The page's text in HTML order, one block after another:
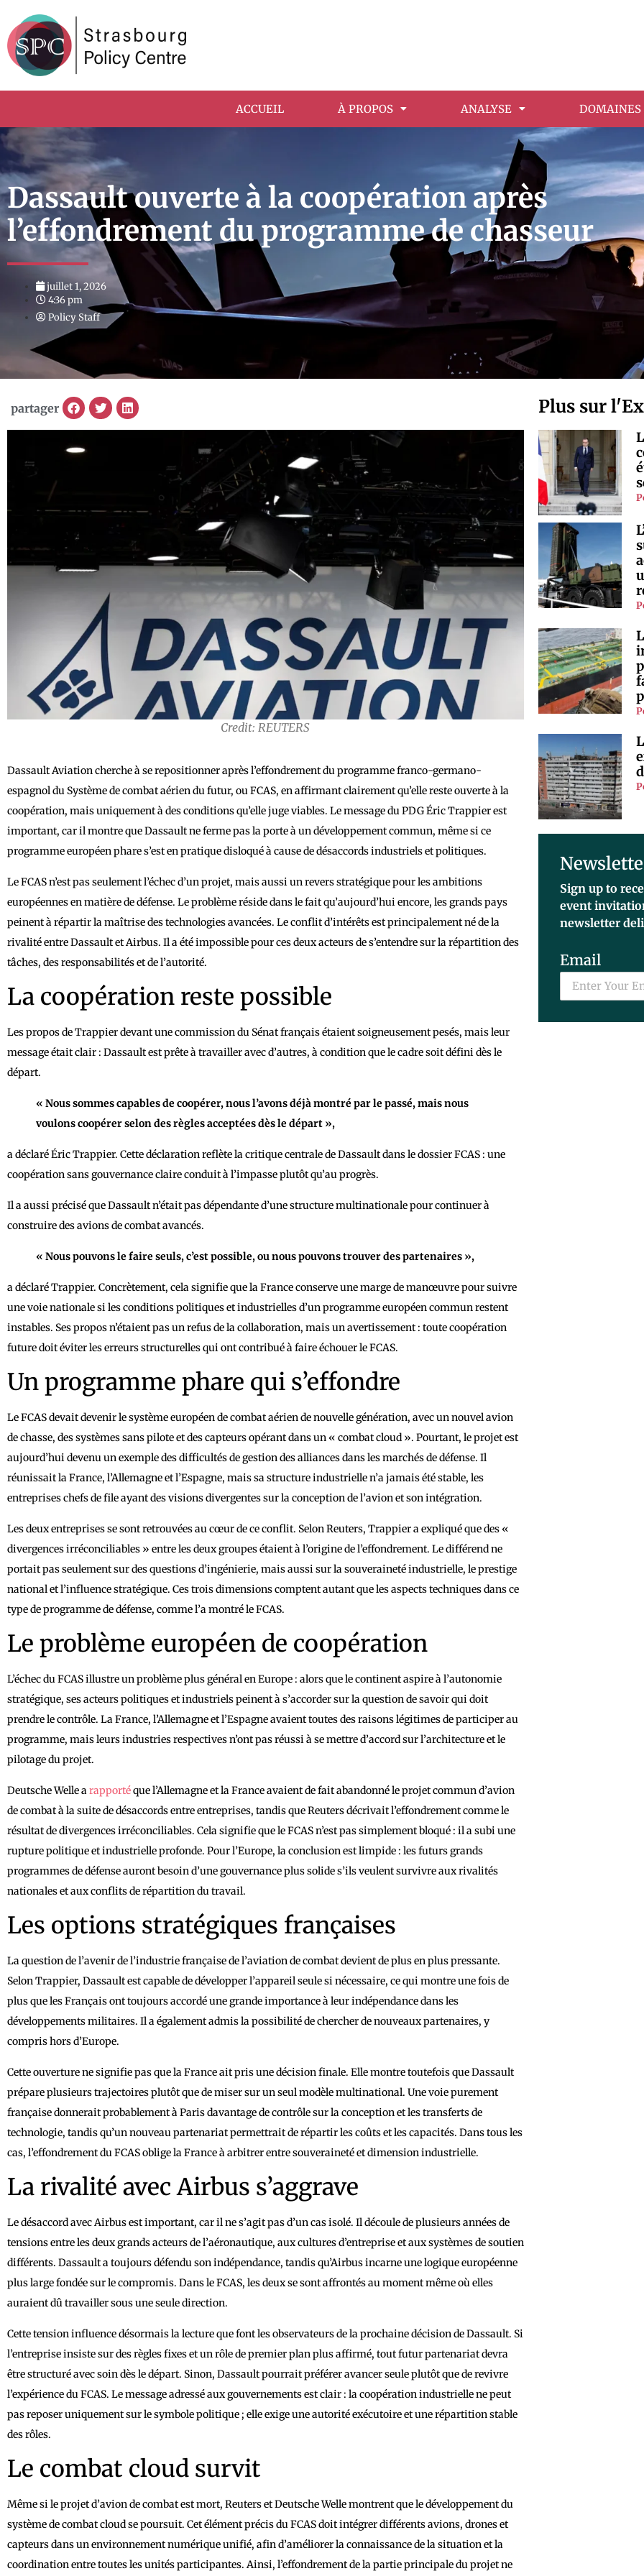
ACCUEIL À PROPOS ANALYSE DOMAINES
Dassault ouverte à la coopération après
l’effondrement du programme de chasseur
juillet 1, 2026
4:36 pm
Policy Staff
partager
Credit: REUTERS
Dassault Aviation cherche à se repositionner après l’effondrement du programme franco-germano-
espagnol du Système de combat aérien du futur, ou FCAS, en affirmant clairement qu’elle reste ouverte à la
coopération, mais uniquement à des conditions qu’elle juge viables. Le message du PDG Éric Trappier est
important, car il montre que Dassault ne ferme pas la porte à un développement commun, même si ce
programme européen phare s’est en pratique disloqué à cause de désaccords industriels et politiques.
Le FCAS n’est pas seulement l’échec d’un projet, mais aussi un revers stratégique pour les ambitions
européennes en matière de défense. Le problème réside dans le fait qu’aujourd’hui encore, les grands pays
peinent à répartir la maîtrise des technologies avancées. Le conflit d’intérêts est principalement né de la
rivalité entre Dassault et Airbus. Il a été impossible pour ces deux acteurs de s’entendre sur la répartition des
tâches, des responsabilités et de l’autorité.
La coopération reste possible
Les propos de Trappier devant une commission du Sénat français étaient soigneusement pesés, mais leur
message était clair : Dassault est prête à travailler avec d’autres, à condition que le cadre soit défini dès le
départ.
« Nous sommes capables de coopérer, nous l’avons déjà montré par le passé, mais nous
voulons coopérer selon des règles acceptées dès le départ »,
a déclaré Éric Trappier. Cette déclaration reflète la critique centrale de Dassault dans le dossier FCAS : une
coopération sans gouvernance claire conduit à l’impasse plutôt qu’au progrès.
Il a aussi précisé que Dassault n’était pas dépendante d’une structure multinationale pour continuer à
construire des avions de combat avancés.
« Nous pouvons le faire seuls, c’est possible, ou nous pouvons trouver des partenaires »,
a déclaré Trappier. Concrètement, cela signifie que la France conserve une marge de manœuvre pour suivre
une voie nationale si les conditions politiques et industrielles d’un programme européen commun restent
instables. Ses propos n’étaient pas un refus de la collaboration, mais un avertissement : toute coopération
future doit éviter les erreurs structurelles qui ont contribué à faire échouer le FCAS.
Un programme phare qui s’effondre
Le FCAS devait devenir le système européen de combat aérien de nouvelle génération, avec un nouvel avion
de chasse, des systèmes sans pilote et des capteurs opérant dans un « combat cloud ». Pourtant, le projet est
aujourd’hui devenu un exemple des difficultés de gestion des alliances dans les marchés de défense. Il
réunissait la France, l’Allemagne et l’Espagne, mais sa structure industrielle n’a jamais été stable, les
entreprises chefs de file ayant des visions divergentes sur la conception de l’avion et son intégration.
Les deux entreprises se sont retrouvées au cœur de ce conflit. Selon Reuters, Trappier a expliqué que des «
divergences irréconciliables » entre les deux groupes étaient à l’origine de l’effondrement. Le différend ne
portait pas seulement sur des questions d’ingénierie, mais aussi sur la souveraineté industrielle, le prestige
national et l’influence stratégique. Ces trois dimensions comptent autant que les aspects techniques dans ce
type de programme de défense, comme l’a montré le FCAS.
Le problème européen de coopération
L’échec du FCAS illustre un problème plus général en Europe : alors que le continent aspire à l’autonomie
stratégique, ses acteurs politiques et industriels peinent à s’accorder sur la question de savoir qui doit
prendre le contrôle. La France, l’Allemagne et l’Espagne avaient toutes des raisons légitimes de participer au
programme, mais leurs industries respectives n’ont pas réussi à se mettre d’accord sur l’architecture et le
pilotage du projet.
Deutsche Welle arapportéque l’Allemagne et la France avaient de fait abandonné le projet commun d’avion
de combat à la suite de désaccords entre entreprises, tandis que Reuters décrivait l’effondrement comme le
résultat de divergences irréconciliables. Cela signifie que le FCAS n’est pas simplement bloqué : il a subi une
rupture politique et industrielle profonde. Pour l’Europe, la conclusion est limpide : les futurs grands
programmes de défense auront besoin d’une gouvernance plus solide s’ils veulent survivre aux rivalités
nationales et aux conflits de répartition du travail.
Les options stratégiques françaises
La question de l’avenir de l’industrie française de l’aviation de combat devient de plus en plus pressante.
Selon Trappier, Dassault est capable de développer l’appareil seule si nécessaire, ce qui montre une fois de
plus que les Français ont toujours accordé une grande importance à leur indépendance dans les
développements militaires. Il a également admis la possibilité de chercher de nouveaux partenaires, y
compris hors d’Europe.
Cette ouverture ne signifie pas que la France ait pris une décision finale. Elle montre toutefois que Dassault
prépare plusieurs trajectoires plutôt que de miser sur un seul modèle multinational. Une voie purement
française donnerait probablement à Paris davantage de contrôle sur la conception et les transferts de
technologie, tandis qu’un nouveau partenariat permettrait de répartir les coûts et les capacités. Dans tous les
cas, l’effondrement du FCAS oblige la France à arbitrer entre souveraineté et dimension industrielle.
La rivalité avec Airbus s’aggrave
Le désaccord avec Airbus est important, car il ne s’agit pas d’un cas isolé. Il découle de plusieurs années de
tensions entre les deux grands acteurs de l’aéronautique, aux cultures d’entreprise et aux systèmes de soutien
différents. Dassault a toujours défendu son indépendance, tandis qu’Airbus incarne une logique européenne
plus large fondée sur le compromis. Dans le FCAS, les deux se sont affrontés au moment même où elles
auraient dû travailler sous une seule direction.
Cette tension influence désormais la lecture que font les observateurs de la prochaine décision de Dassault. Si
l’entreprise insiste sur des règles fixes et un rôle de premier plan plus affirmé, tout futur partenariat devra
être structuré avec soin dès le départ. Sinon, Dassault pourrait préférer avancer seule plutôt que de revivre
l’expérience du FCAS. Le message adressé aux gouvernements est clair : la coopération industrielle ne peut
pas reposer uniquement sur le symbole politique ; elle exige une autorité exécutoire et une répartition stable
des rôles.
Le combat cloud survit
Même si le projet d’avion de combat est mort, Reuters et Deutsche Welle montrent que le développement du
système de combat cloud se poursuit. Cet élément précis du FCAS doit intégrer différents avions, drones et
capteurs dans un environnement numérique unifié, afin d’améliorer la connaissance de la situation et la
coordination entre toutes les unités participantes. Ainsi, l’effondrement de la partie principale du projet ne
Plus sur
Sign up to
event
newsletter
Email